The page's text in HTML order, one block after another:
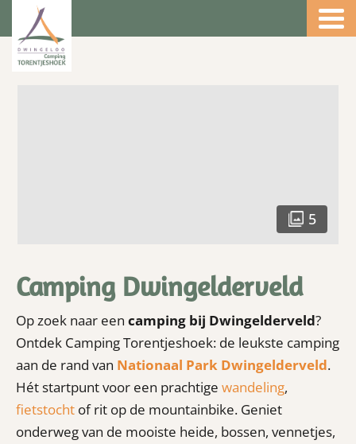
5
Camping Dwingelderveld
Op zoek naar een camping bij Dwingelderveld?
Ontdek Camping Torentjeshoek: de leukste camping
aan de rand van Nationaal Park Dwingelderveld.
Hét startpunt voor een prachtige wandeling,
fietstocht of rit op de mountainbike. Geniet
onderweg van de mooiste heide, bossen, vennetjes,